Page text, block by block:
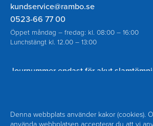
Denna webbplats använder kakor (cookies).
använda webbplatsen accepterar du att vi
Rambo
AB
kundservice@rambo.se
0523-66 77 00
Öppet måndag – fredag: kl. 08:00 – 16:00
Lunchstängt kl. 12.00 – 13:00
Journummer endast för akut